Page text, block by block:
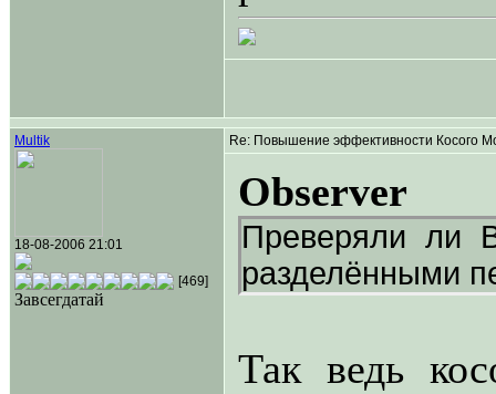
Multik
18-08-2006 21:01
[469]
Завсегдатай
Re: Повышение эффективности Косого
Observer
Преверяли ли
разделёнными
Так ведь